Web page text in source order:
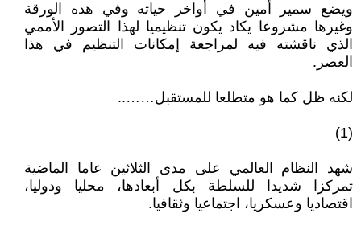
ويضع سمير أمين في أواخر حياته وفي هذه الورقة
وغيرها مشروعا يكاد يكون تنظيميا لهذا التصور الأممي
الذي ناقشته فيه لمراجعة إمكانات التنظيم في هذا
العصر.
لكنه ظل كما هو متطلعا للمستقبل……..
(1)
شهد النظام العالمي على مدى الثلاثين عاما الماضية
تمركزا شديدا للسلطة بكل أبعادها، محليا ودوليا،
اقتصاديا وعسكريا، اجتماعيا وثقافيا.